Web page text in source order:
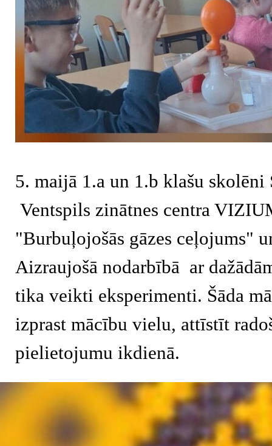
5. maijā 1.a un 1.b klašu
Ventspils zinātnes centra
"Burbuļojošās gāzes ceļojums"
Aizraujošā nodarbībā ar
tika veikti eksperimenti. Šāda
izprast mācību vielu, attīstīt
pielietojumu ikdienā.
Atgriezties pie satura